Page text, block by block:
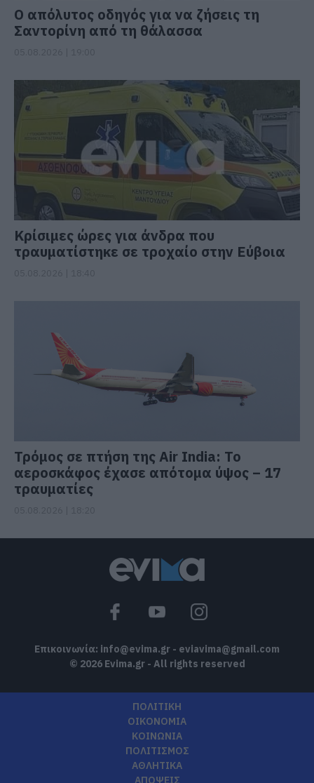
Ο απόλυτος οδηγός για να ζήσεις τη
Σαντορίνη από τη θάλασσα
Κρίσιμες ώρες για άνδρα που
τραυματίστηκε σε τροχαίο στην Εύβοια
Τρόμος σε πτήση της Air India: Το
αεροσκάφος έχασε απότομα ύψος – 17
τραυματίες
Επικοινωνία: info@evima.gr - eviavima@gmail.com
© 2026 Evima.gr - All rights reserved
ΠΟΛΙΤΙΚΗ
ΟΙΚΟΝΟΜΙΑ
ΚΟΙΝΩΝΙΑ
ΠΟΛΙΤΙΣΜΟΣ
ΑΘΛΗΤΙΚΑ
ΑΠΟΨΕΙΣ